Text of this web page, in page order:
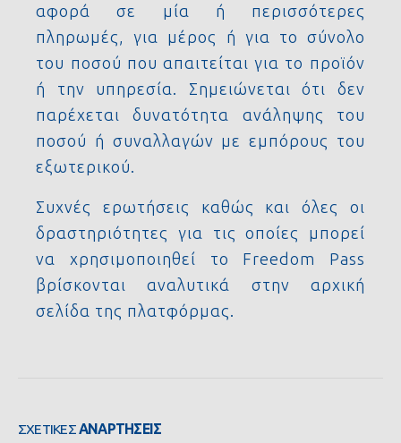
αφορά σε μία ή περισσότερες
πληρωμές, για μέρος ή για το σύνολο
του ποσού που απαιτείται για το προϊόν
ή την υπηρεσία. Σημειώνεται ότι δεν
παρέχεται δυνατότητα ανάληψης του
ποσού ή συναλλαγών με εμπόρους του
εξωτερικού.
Συχνές ερωτήσεις καθώς και όλες οι
δραστηριότητες για τις οποίες μπορεί
να χρησιμοποιηθεί το Freedom Pass
βρίσκονται αναλυτικά στην αρχική
σελίδα της πλατφόρμας.
ΣΧΕΤΙΚΈΣΑΝΑΡΤΉΣΕΙΣ